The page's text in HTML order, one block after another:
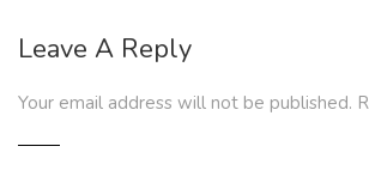
Leave A Reply
Your email address will not be published.